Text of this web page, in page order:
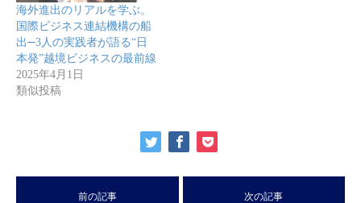
海外進出のリアルを学ぶ。
国際ビジネス連結機構の船
出─3人の実践者が語る“日
本発”越境ビジネスの最前線
2025年4月1日
類似投稿
前の記事 次の記事